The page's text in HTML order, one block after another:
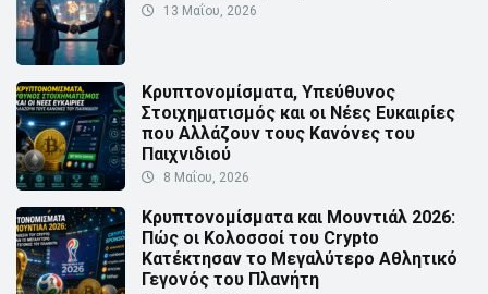
13 Μαΐου, 2026
Κρυπτονομίσματα, Υπεύθυνος
Στοιχηματισμός και οι Νέες Ευκαιρίες
που Αλλάζουν τους Κανόνες του
Παιχνιδιού
8 Μαΐου, 2026
Κρυπτονομίσματα και Μουντιάλ 2026:
Πώς οι Κολοσσοί του Crypto
Κατέκτησαν το Μεγαλύτερο Αθλητικό
Γεγονός του Πλανήτη